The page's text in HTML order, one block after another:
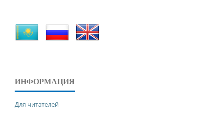
ИНФОРМАЦИЯ
Для читателей